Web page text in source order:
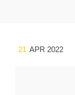
21 APR 2022